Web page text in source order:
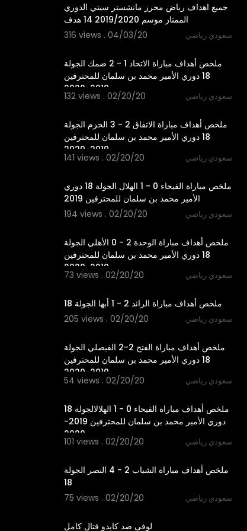
جميع اهداف رياض محرز مانشستر سيتي الدوري
الممتاز موسم 2019/2020 14 هدف
316 views . 04/03/20
سعودي رياضي
ملخص أهداف مباراة الاتحاد 1 - 2 ضمك الجولة
18 دوري الأمير محمد بن سلمان للمحترفين
2019-2020
132 views . 02/20/20 سعودي رياضي
ملخص أهداف مباراة الاتفاق 2 - 3 الحزم الجولة
18 دوري الأمير محمد بن سلمان للمحترفين
2019-2020
141 views . 02/20/20 سعودي رياضي
ملخص مباراة الفيحاء 0 - 1 الهلال الجولة 18 دوري
الأمير محمد بن سلمان للمحترفين 2019
194 views . 02/20/20
سعودي رياضي
ملخص أهداف مباراة الوحدة 2 - 0 الأهلي الجولة
18 دوري الأمير محمد بن سلمان للمحترفين
2019-2020
73 views . 02/20/20 سعودي رياضي
ملخص أهداف مباراة الرائد 2 - 1 أبها الجولة 18
205 views . 02/20/20
سعودي رياضي
ملخص أهداف مباراة الفتح 2-2 الفيصلي الجولة
18 دوري الأمير محمد بن سلمان للمحترفين
2019-2020
54 views . 02/20/20 سعودي رياضي
ملخص أهداف مباراة الفيحاء 0 - 1 الهلالالجولة 18
دوري الأمير محمد بن سلمان للمحترفين 2019-
2020
101 views . 02/20/20 سعودي رياضي
ملخص أهداف مباراة الشباب 2 - 4 النصر الجولة
18
75 views . 02/20/20
سعودي رياضي
لوفى ضد كايدو قتال كامل